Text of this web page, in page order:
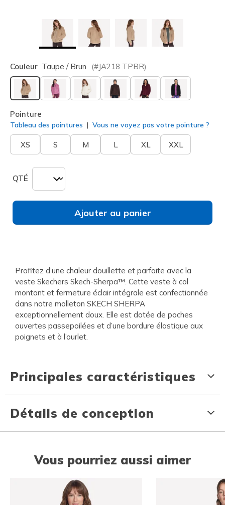
Couleur Taupe / Brun (#JA218 TPBR)
sélectionné
Pointure
Tableau des pointures Vous ne voyez pas votre pointure ?
XS S M L XL XXL
QTÉ
Ajouter au panier
Profitez d’une chaleur douillette et parfaite avec la
veste Skechers Skech-Sherpa™. Cette veste à col
montant et fermeture éclair intégrale est confectionnée
dans notre molleton SKECH SHERPA
exceptionnellement doux. Elle est dotée de poches
ouvertes passepoilées et d’une bordure élastique aux
poignets et à l’ourlet.
Principales caractéristiques
Détails de conception
Vous pourriez aussi aimer